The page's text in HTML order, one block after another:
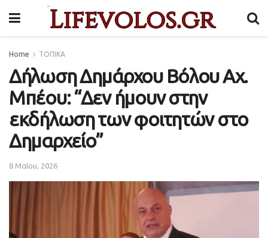
Home ΤΟΠΙΚΑ
Δήλωση Δημάρχου Βόλου Αχ.
Μπέου: “Δεν ήμουν στην
εκδήλωση των φοιτητών στο
Δημαρχείο”
8 Μαΐου, 2026